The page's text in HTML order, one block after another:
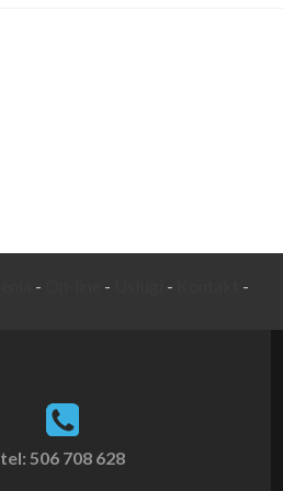
- - - -
tel: 506 708 628